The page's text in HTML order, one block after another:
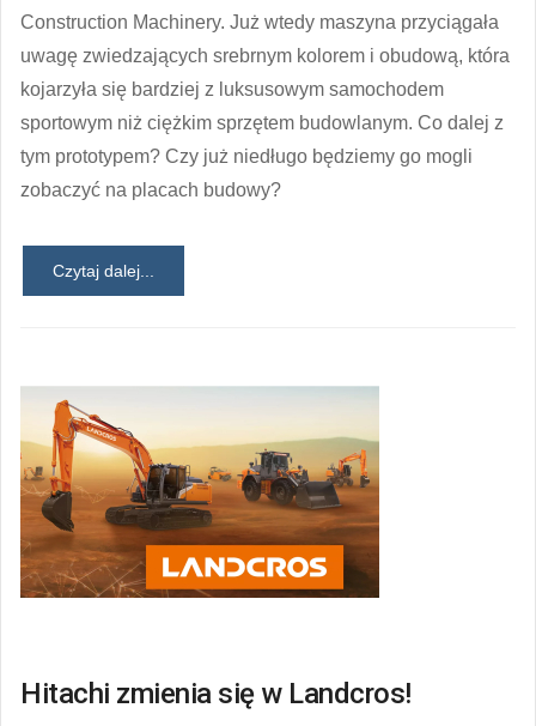
Construction Machinery. Już wtedy maszyna przyciągała
uwagę zwiedzających srebrnym kolorem i obudową, która
kojarzyła się bardziej z luksusowym samochodem
sportowym niż ciężkim sprzętem budowlanym. Co dalej z
tym prototypem? Czy już niedługo będziemy go mogli
zobaczyć na placach budowy?
Czytaj dalej...
Hitachi zmienia się w Landcros!